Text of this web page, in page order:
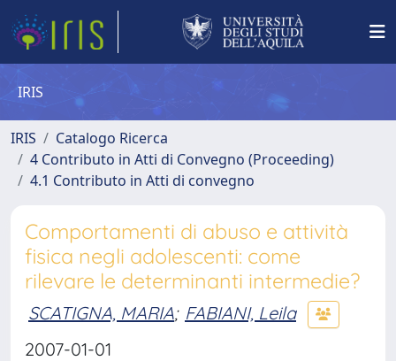
IRIS
IRIS
Catalogo Ricerca
4 Contributo in Atti di Convegno (Proceeding)
4.1 Contributo in Atti di convegno
Comportamenti di abuso e attività
fisica negli adolescenti: come
rilevare le determinanti intermedie?
SCATIGNA, MARIA; FABIANI, Leila
2007-01-01